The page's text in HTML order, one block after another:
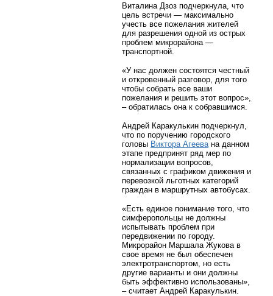
Виталина Дзоз подчеркнула, что
цель встречи — максимально
учесть все пожелания жителей
для разрешения одной из острых
проблем микрорайона —
транспортной.
«У нас должен состоятся честный
и откровенный разговор, для того
чтобы собрать все ваши
пожелания и решить этот вопрос»,
– обратилась она к собравшимся.
Андрей Каракулькин подчеркнул,
что по поручению городского
головы Виктора Агеева на данном
этапе предпринят ряд мер по
нормализации вопросов,
связанных с графиком движения и
перевозкой льготных категорий
граждан в маршрутных автобусах.
«Есть единое понимание того, что
симферопольцы не должны
испытывать проблем при
передвижении по городу.
Микрорайон Маршала Жукова в
свое время не был обеспечен
электротранспортом, но есть
другие варианты и они должны
быть эффективно использованы»,
– считает Андрей Каракулькин.